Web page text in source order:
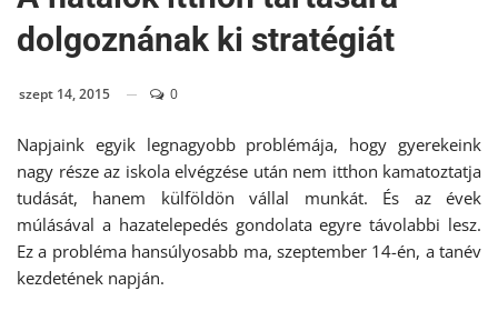
dolgoznának ki stratégiát
szept 14, 2015 0
Napjaink egyik legnagyobb problémája, hogy gyerekeink
nagy része az iskola elvégzése után nem itthon kamatoztatja
tudását, hanem külföldön vállal munkát. És az évek
múlásával a hazatelepedés gondolata egyre távolabbi lesz.
Ez a probléma hansúlyosabb ma, szeptember 14-én, a tanév
kezdetének napján.